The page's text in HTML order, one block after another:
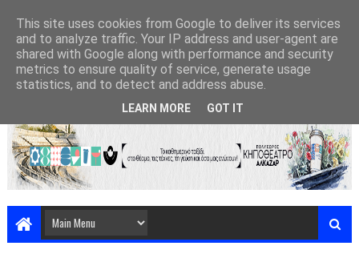
This site uses cookies from Google to deliver its services
and to analyze traffic. Your IP address and user-agent are
shared with Google along with performance and security
metrics to ensure quality of service, generate usage
statistics, and to detect and address abuse.
LEARN MORE GOT IT